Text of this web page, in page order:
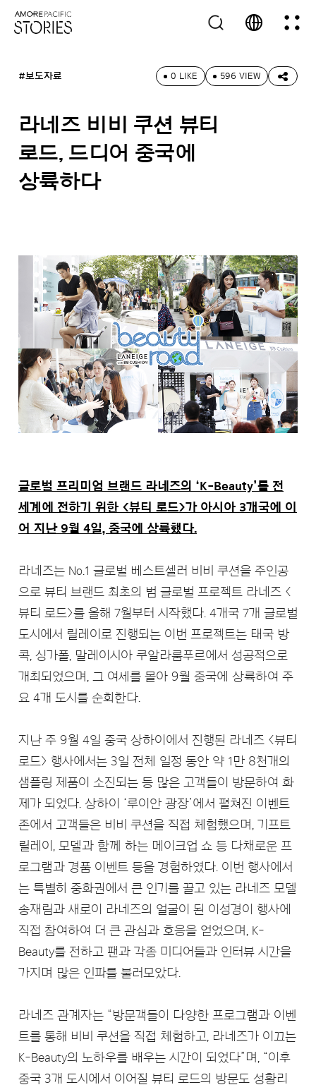
#보도자료 0 LIKE 596 VIEW
라네즈 비비 쿠션 뷰티
로드, 드디어 중국에
상륙하다
글로벌 프리미엄 브랜드 라네즈의 ‘K-Beauty’를 전
세계에 전하기 위한 <뷰티 로드>가 아시아 3개국에 이
어 지난 9월 4일, 중국에 상륙했다.
라네즈는 No.1 글로벌 베스트셀러 비비 쿠션을 주인공
으로 뷰티 브랜드 최초의 범 글로벌 프로젝트 라네즈 <
뷰티 로드>를 올해 7월부터 시작했다. 4개국 7개 글로벌
도시에서 릴레이로 진행되는 이번 프로젝트는 태국 방
콕, 싱가폴, 말레이시아 쿠알라룸푸르에서 성공적으로
개최되었으며, 그 여세를 몰아 9월 중국에 상륙하여 주
요 4개 도시를 순회한다.
지난 주 9월 4일 중국 상하이에서 진행된 라네즈 <뷰티
로드> 행사에서는 3일 전체 일정 동안 약 1만 8천개의
샘플링 제품이 소진되는 등 많은 고객들이 방문하여 화
제가 되었다. 상하이 ‘루이안 광장’에서 펼쳐진 이벤트
존에서 고객들은 비비 쿠션을 직접 체험했으며, 기프트
릴레이, 모델과 함께 하는 메이크업 쇼 등 다채로운 프
로그램과 경품 이벤트 등을 경험하였다. 이번 행사에서
는 특별히 중화권에서 큰 인기를 끌고 있는 라네즈 모델
송재림과 새로이 라네즈의 얼굴이 된 이성경이 행사에
직접 참여하여 더 큰 관심과 호응을 얻었으며, K-
Beauty를 전하고 팬과 각종 미디어들과 인터뷰 시간을
가지며 많은 인파를 불러모았다.
라네즈 관계자는 “방문객들이 다양한 프로그램과 이벤
트를 통해 비비 쿠션을 직접 체험하고, 라네즈가 이끄는
K-Beauty의 노하우를 배우는 시간이 되었다”며, “이후
중국 3개 도시에서 이어질 뷰티 로드의 방문도 성황리